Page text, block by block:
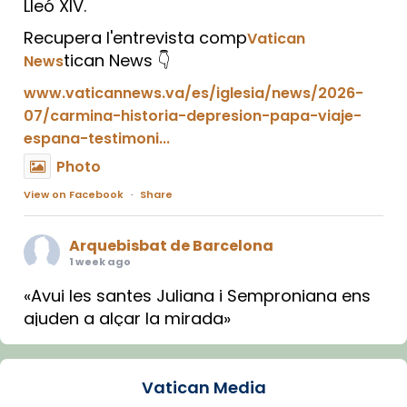
Lleó XIV.
Recupera l'entrevista compVatican
Newstican News 👇
www.vaticannews.va/es/iglesia/news/2026-
07/carmina-historia-depresion-papa-viaje-
espana-testimoni...
Photo
View on Facebook · Share
Arquebisbat de Barcelona
1 week ago
«Avui les santes Juliana i Semproniana ens
ajuden a alçar la mirada»
Mons. Sergi Gordo, bisbe de Tortosa, ha
Santes de Mataró.Vatican Media